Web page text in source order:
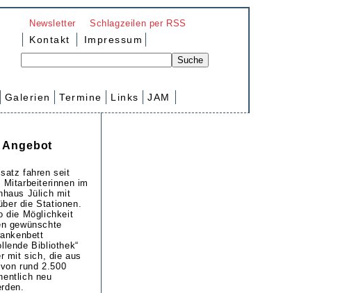
Newsletter Schlagzeilen per RSS
Kontakt Impressum
Galerien Termine Links JAM
fahren seit
im
Jülich mit
die Stationen.
die Möglichkeit
gewünschte
Bibliothek“
mit sich, die aus
rund 2.500
neu